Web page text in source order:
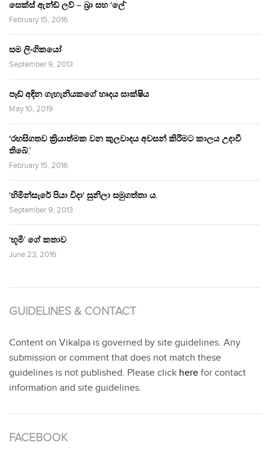
සෙක්ස් ඇන්ඩ් ලව් – බ්‍රා සහ ‘ලේ’
February 15, 2016
සම ලිංගිකයෝ
September 9, 2013
පෑඩ් අඳින ගැහැනියකගේ හෘදය සාක්ෂිය
May 10, 2019
‘රහසිගතව ක්‍රියාත්මක වන කුලවාදය අවසන් කිරීමට කාලය උදාවී
තිබේ.’
February 15, 2016
‘හිමින්සැරේ පියා විදා‘ සුනිලා සමුගත්තා ය.
September 9, 2013
‘භූමි’ ගේ කතාව
June 23, 2016
GUIDELINES & CONTACT
Content on Vikalpa is governed by site guidelines. Any
submission or comment that does not match these
guidelines is not published. Please click here for contact
information and site guidelines.
FACEBOOK